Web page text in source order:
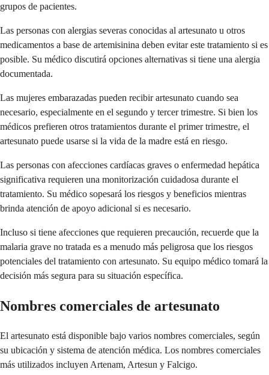
grupos de pacientes.
Las personas con alergias severas conocidas al artesunato u otros
medicamentos a base de artemisinina deben evitar este tratamiento si es
posible. Su médico discutirá opciones alternativas si tiene una alergia
documentada.
Las mujeres embarazadas pueden recibir artesunato cuando sea
necesario, especialmente en el segundo y tercer trimestre. Si bien los
médicos prefieren otros tratamientos durante el primer trimestre, el
artesunato puede usarse si la vida de la madre está en riesgo.
Las personas con afecciones cardíacas graves o enfermedad hepática
significativa requieren una monitorización cuidadosa durante el
tratamiento. Su médico sopesará los riesgos y beneficios mientras
brinda atención de apoyo adicional si es necesario.
Incluso si tiene afecciones que requieren precaución, recuerde que la
malaria grave no tratada es a menudo más peligrosa que los riesgos
potenciales del tratamiento con artesunato. Su equipo médico tomará la
decisión más segura para su situación específica.
Nombres comerciales de artesunato
El artesunato está disponible bajo varios nombres comerciales, según
su ubicación y sistema de atención médica. Los nombres comerciales
más utilizados incluyen Artenam, Artesun y Falcigo.